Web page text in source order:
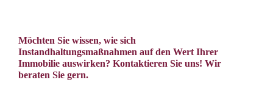
Möchten Sie wissen, wie sich
Instandhaltungsmaßnahmen auf den Wert Ihrer
Immobilie auswirken? Kontaktieren Sie uns! Wir
beraten Sie gern.